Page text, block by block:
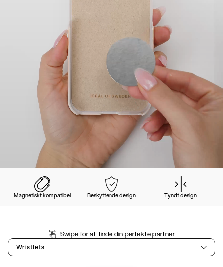
Magnetiskt kompatibel Beskyttende design Tyndt design
Swipe for at finde din perfekte partner
Wristlets